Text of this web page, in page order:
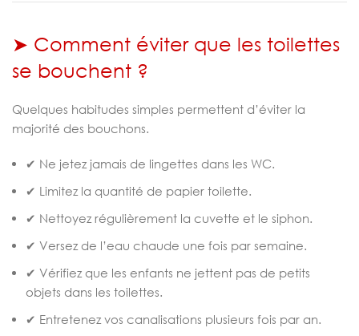
➤ Comment éviter que les toilettes
se bouchent ?
Quelques habitudes simples permettent d’éviter la
majorité des bouchons.
✔ Ne jetez jamais de lingettes dans les WC.
✔ Limitez la quantité de papier toilette.
✔ Nettoyez régulièrement la cuvette et le siphon.
✔ Versez de l’eau chaude une fois par semaine.
✔ Vérifiez que les enfants ne jettent pas de petits
objets dans les toilettes.
✔ Entretenez vos canalisations plusieurs fois par an.